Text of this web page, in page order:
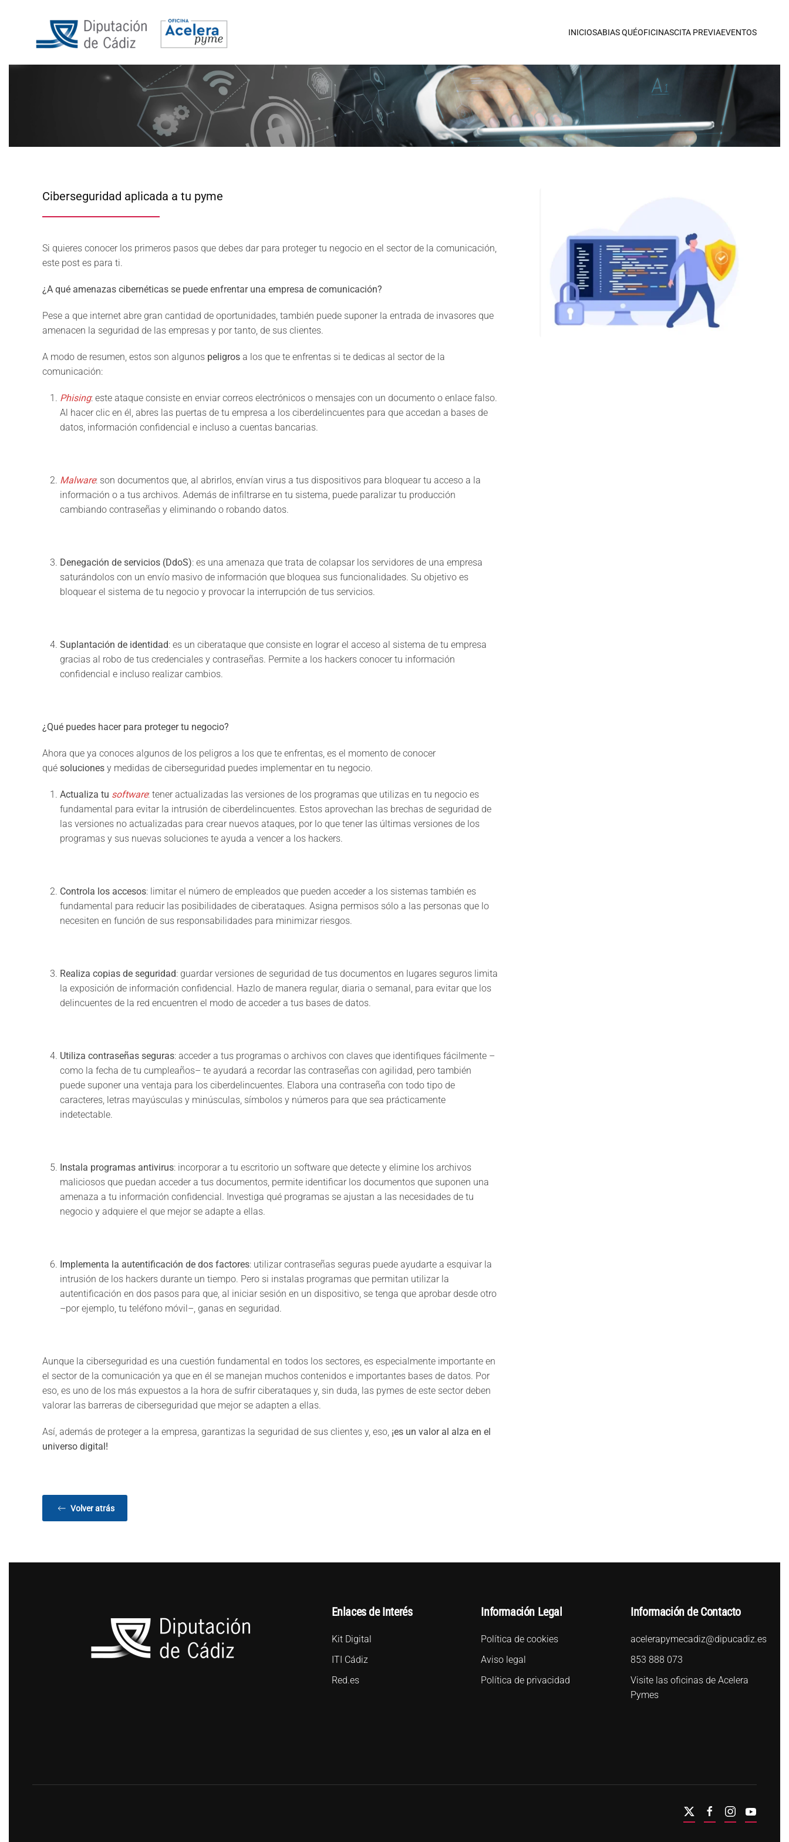
INICIOSABIAS QUÉOFICINASCITA PREVIAEVENTOS
Ciberseguridad aplicada a tu pyme
Si quieres conocer los primeros pasos que debes dar para proteger tu negocio en el sector de la comunicación,
este post es para ti.
¿A qué amenazas cibernéticas se puede enfrentar una empresa de comunicación?
Pese a que internet abre gran cantidad de oportunidades, también puede suponer la entrada de invasores que
amenacen la seguridad de las empresas y por tanto, de sus clientes.
A modo de resumen, estos son algunos peligros a los que te enfrentas si te dedicas al sector de la
comunicación:
Phising: este ataque consiste en enviar correos electrónicos o mensajes con un documento o enlace falso.
Al hacer clic en él, abres las puertas de tu empresa a los ciberdelincuentes para que accedan a bases de
datos, información confidencial e incluso a cuentas bancarias.
Malware: son documentos que, al abrirlos, envían virus a tus dispositivos para bloquear tu acceso a la
información o a tus archivos. Además de infiltrarse en tu sistema, puede paralizar tu producción
cambiando contraseñas y eliminando o robando datos.
Denegación de servicios (DdoS): es una amenaza que trata de colapsar los servidores de una empresa
saturándolos con un envío masivo de información que bloquea sus funcionalidades. Su objetivo es
bloquear el sistema de tu negocio y provocar la interrupción de tus servicios.
Suplantación de identidad: es un ciberataque que consiste en lograr el acceso al sistema de tu empresa
gracias al robo de tus credenciales y contraseñas. Permite a los hackers conocer tu información
confidencial e incluso realizar cambios.
¿Qué puedes hacer para proteger tu negocio?
Ahora que ya conoces algunos de los peligros a los que te enfrentas, es el momento de conocer
qué soluciones y medidas de ciberseguridad puedes implementar en tu negocio.
Actualiza tu software: tener actualizadas las versiones de los programas que utilizas en tu negocio es
fundamental para evitar la intrusión de ciberdelincuentes. Estos aprovechan las brechas de seguridad de
las versiones no actualizadas para crear nuevos ataques, por lo que tener las últimas versiones de los
programas y sus nuevas soluciones te ayuda a vencer a los hackers.
Controla los accesos: limitar el número de empleados que pueden acceder a los sistemas también es
fundamental para reducir las posibilidades de ciberataques. Asigna permisos sólo a las personas que lo
necesiten en función de sus responsabilidades para minimizar riesgos.
Realiza copias de seguridad: guardar versiones de seguridad de tus documentos en lugares seguros limita
la exposición de información confidencial. Hazlo de manera regular, diaria o semanal, para evitar que los
delincuentes de la red encuentren el modo de acceder a tus bases de datos.
Utiliza contraseñas seguras: acceder a tus programas o archivos con claves que identifiques fácilmente –
como la fecha de tu cumpleaños– te ayudará a recordar las contraseñas con agilidad, pero también
puede suponer una ventaja para los ciberdelincuentes. Elabora una contraseña con todo tipo de
caracteres, letras mayúsculas y minúsculas, símbolos y números para que sea prácticamente
indetectable.
Instala programas antivirus: incorporar a tu escritorio un software que detecte y elimine los archivos
maliciosos que puedan acceder a tus documentos, permite identificar los documentos que suponen una
amenaza a tu información confidencial. Investiga qué programas se ajustan a las necesidades de tu
negocio y adquiere el que mejor se adapte a ellas.
Implementa la autentificación de dos factores: utilizar contraseñas seguras puede ayudarte a esquivar la
intrusión de los hackers durante un tiempo. Pero si instalas programas que permitan utilizar la
autentificación en dos pasos para que, al iniciar sesión en un dispositivo, se tenga que aprobar desde otro
–por ejemplo, tu teléfono móvil–, ganas en seguridad.
Aunque la ciberseguridad es una cuestión fundamental en todos los sectores, es especialmente importante en
el sector de la comunicación ya que en él se manejan muchos contenidos e importantes bases de datos. Por
eso, es uno de los más expuestos a la hora de sufrir ciberataques y, sin duda, las pymes de este sector deben
valorar las barreras de ciberseguridad que mejor se adapten a ellas.
Así, además de proteger a la empresa, garantizas la seguridad de sus clientes y, eso, ¡es un valor al alza en el
universo digital!
Volver atrás
Enlaces de Interés
Kit Digital
ITI Cádiz
Red.es
Información Legal
Política de cookies
Aviso legal
Política de privacidad
Información de Contacto
acelerapymecadiz@dipucadiz.es
853 888 073
Visite las oficinas de Acelera
Pymes